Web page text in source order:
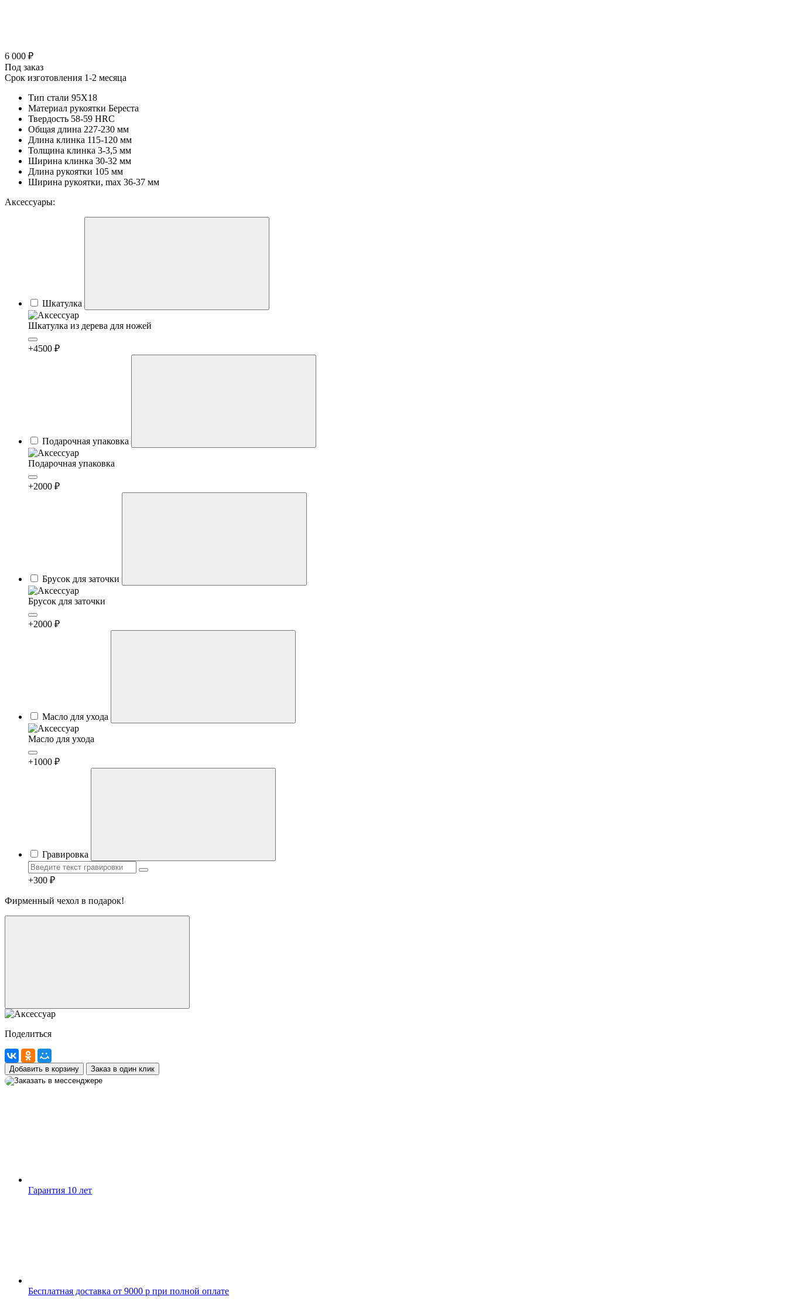
6 000 ₽
Под заказ
Срок изготовления 1-2 месяца
Тип стали 95Х18
Материал рукоятки Береста
Твердость 58-59 HRC
Общая длина 227-230 мм
Длина клинка 115-120 мм
Толщина клинка 3-3,5 мм
Ширина клинка 30-32 мм
Длина рукоятки 105 мм
Ширина рукоятки, max 36-37 мм
Аксессуары:
Шкатулка
Шкатулка из дерева для ножей
+4500 ₽
Подарочная упаковка
Подарочная упаковка
+2000 ₽
Брусок для заточки
Брусок для заточки
+2000 ₽
Масло для ухода
Масло для ухода
+1000 ₽
Гравировка
+300 ₽
Фирменный чехол в подарок!
Поделиться
Добавить в корзину Заказ в один клик
WhatsApp
+7 (910) 880-24-42
Гарантия 10 лет
Бесплатная доставка от 9000 р при полной оплате